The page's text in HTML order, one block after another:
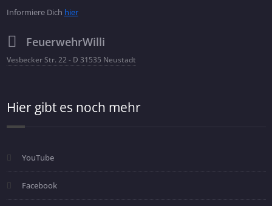
Informiere Dich hier
FeuerwehrWilli
Vesbecker Str. 22 - D 31535 Neustadt
Hier gibt es noch mehr
YouTube
Facebook